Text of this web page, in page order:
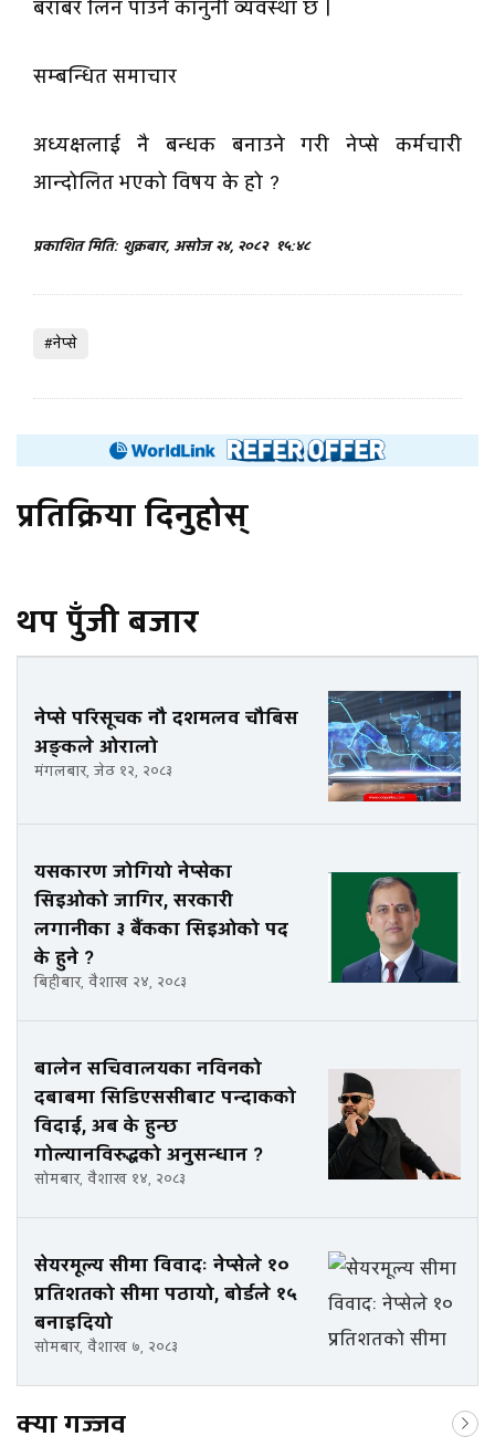
बराबर लिन पाउने कानुनी व्यवस्था छ ।
सम्बन्धित समाचार
अध्यक्षलाई नै बन्धक बनाउने गरी नेप्से कर्मचारी
आन्दोलित भएको विषय के हो ?
प्रकाशित मिति: शुक्रबार, असोज २४, २०८२ १५:४८
#नेप्से
प्रतिक्रिया दिनुहोस्
थप पुँजी बजार
नेप्से परिसूचक नौ दशमलव चौबिस
अङ्कले ओरालो
मंगलबार, जेठ १२, २०८३
यसकारण जोगियो नेप्सेका
सिइओको जागिर, सरकारी
लगानीका ३ बैंकका सिइओको पद
के हुने ?
बिहीबार, वैशाख २४, २०८३
बालेन सचिवालयका नविनको
दबाबमा सिडिएससीबाट पन्दाकको
विदाई, अब के हुन्छ
गोल्यानविरुद्धको अनुसन्धान ?
सोमबार, वैशाख १४, २०८३
सेयरमूल्य सीमा विवादः नेप्सेले १०
प्रतिशतको सीमा पठायो, बोर्डले १५
बनाइदियो
सोमबार, वैशाख ७, २०८३
क्या गज्जव